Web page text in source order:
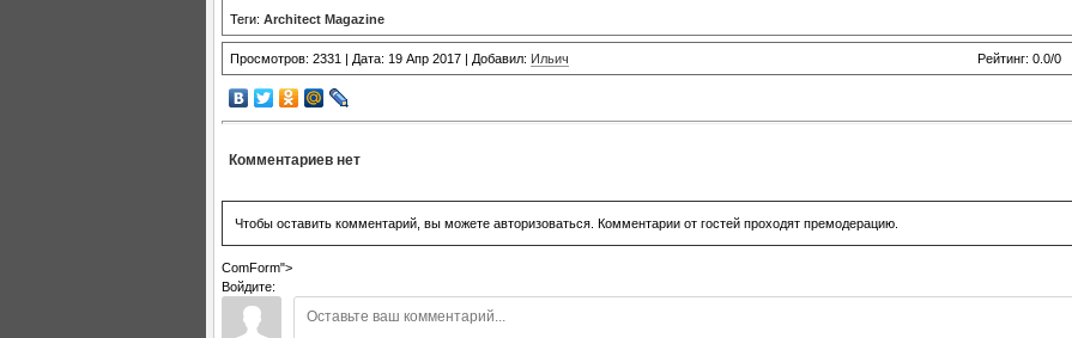
Теги: Architect Magazine
Просмотров: 2331 | Дата: 19 Апр 2017 | Добавил: Ильич Рейтинг: 0.0/0
Комментариев нет
Чтобы оставить комментарий, вы можете авторизоваться. Комментарии от гостей проходят премодерацию.
ComForm">
Войдите: